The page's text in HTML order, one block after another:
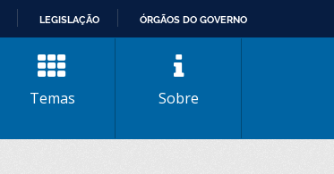
LEGISLAÇÃO ÓRGÃOS DO GOVERNO
Temas Sobre